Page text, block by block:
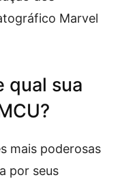
Marvel
qual sua
mais poderosas
por seus